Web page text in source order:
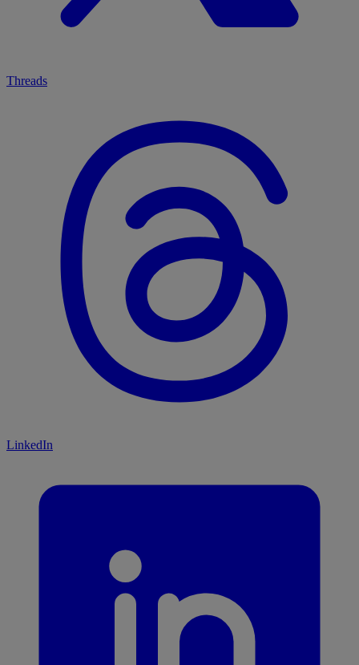
Threads
LinkedIn